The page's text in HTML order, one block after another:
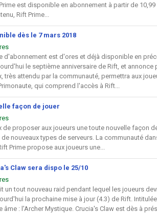
est disponible en abonnement à partir de
Rift Prime...
dès le 7 mars 2018
d'abonnement est d'ores et déjà disponible en
le septième anniversaire de Rift, et
très attendu par la communauté, permettra aux
qui comprend l'accès à Rift...
façon de jouer
de proposer aux joueurs une toute nouvelle façon
nouveaux types de serveurs. La communauté
Prime propose aux joueurs une...
Claw sera dispo le 25/10
un tout nouveau raid pendant lequel les joueurs
la prochaine mise à jour (4.3) de Rift.
âme : l'Archer Mystique. Crucia's Claw est dès à